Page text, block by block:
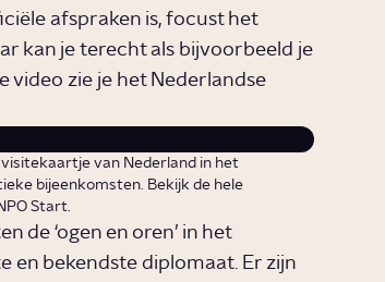
afspraken is, focust het
kan je terecht als bijvoorbeeld je
video zie je het Nederlandse
visitekaartje van Nederland in het
bijeenkomsten. Bekijk de hele
Start.
de ‘ogen en oren’ in het
en bekendste diplomaat. Er zijn